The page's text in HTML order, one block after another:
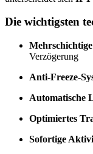
Die wichtigsten
Verzögerung
Anti-Freeze-
Automatische
Optimiertes
Sofortige